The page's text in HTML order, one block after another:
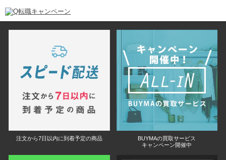
注文から7日以内に到着予定の商品
BUYMAの買取サービス
キャンペーン開催中